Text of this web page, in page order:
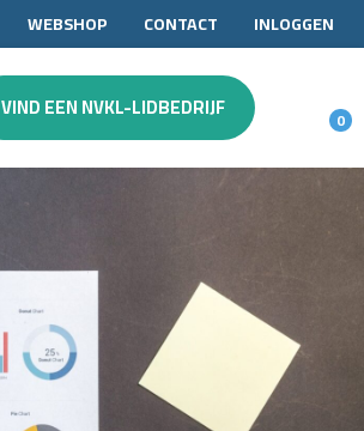
WEBSHOP CONTACT INLOGGEN
VIND EEN NVKL-LIDBEDRIJF 0